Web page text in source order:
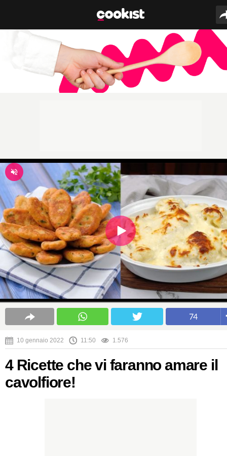
74
10 gennaio 2022 11:50 1.576
4 Ricette che vi faranno amare il
cavolfiore!